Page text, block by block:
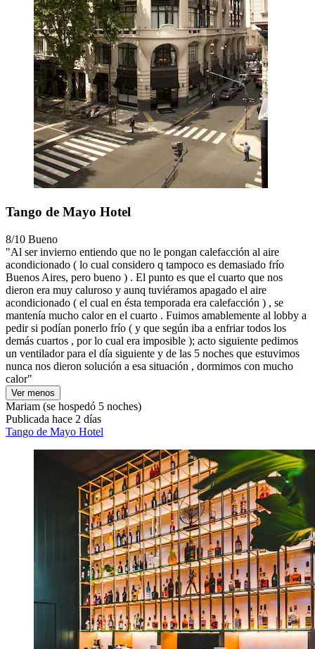
Tango de Mayo Hotel
8/10 Bueno
"Al ser invierno entiendo que no le pongan calefacción al aire
acondicionado ( lo cual considero q tampoco es demasiado frío
Buenos Aires, pero bueno ) . El punto es que el cuarto que nos
dieron era muy caluroso y aunq tuviéramos apagado el aire
acondicionado ( el cual en ésta temporada era calefacción ) , se
mantenía mucho calor en el cuarto . Fuimos amablemente al lobby a
pedir si podían ponerlo frío ( y que según iba a enfriar todos los
demás cuartos , por lo cual era imposible ); acto siguiente pedimos
un ventilador para el día siguiente y de las 5 noches que estuvimos
nunca nos dieron solución a esa situación , dormimos con mucho
calor"
Ver menos
Mariam (se hospedó 5 noches)
Publicada hace 2 días
Tango de Mayo Hotel